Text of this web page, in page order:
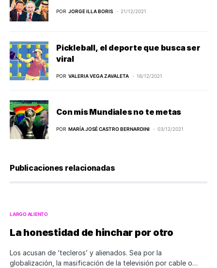
POR JORGE ILLA BORIS 21/12/2021
Pickleball, el deporte que busca ser
viral
POR VALERIA VEGA ZAVALETA 16/12/2021
Con mis Mundiales no te metas
POR MARÍA JOSÉ CASTRO BERNARDINI 03/12/2021
Publicaciones relacionadas
LARGO ALIENTO
La honestidad de hinchar por otro
Los acusan de ‘tecleros’ y alienados. Sea por la
globalización, la masificación de la televisión por cable o…